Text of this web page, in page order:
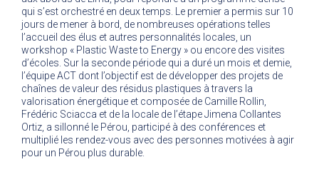
qui s’est orchestré en deux temps. Le premier a permis sur 10
jours de mener à bord, de nombreuses opérations telles
l’accueil des élus et autres personnalités locales, un
workshop « Plastic Waste to Energy » ou encore des visites
d’écoles. Sur la seconde période qui a duré un mois et demie,
l’équipe ACT dont l’objectif est de développer des projets de
chaînes de valeur des résidus plastiques à travers la
valorisation énergétique et composée de Camille Rollin,
Frédéric Sciacca et de la locale de l’étape Jimena Collantes
Ortiz, a sillonné le Pérou, participé à des conférences et
multiplié les rendez-vous avec des personnes motivées à agir
pour un Pérou plus durable.